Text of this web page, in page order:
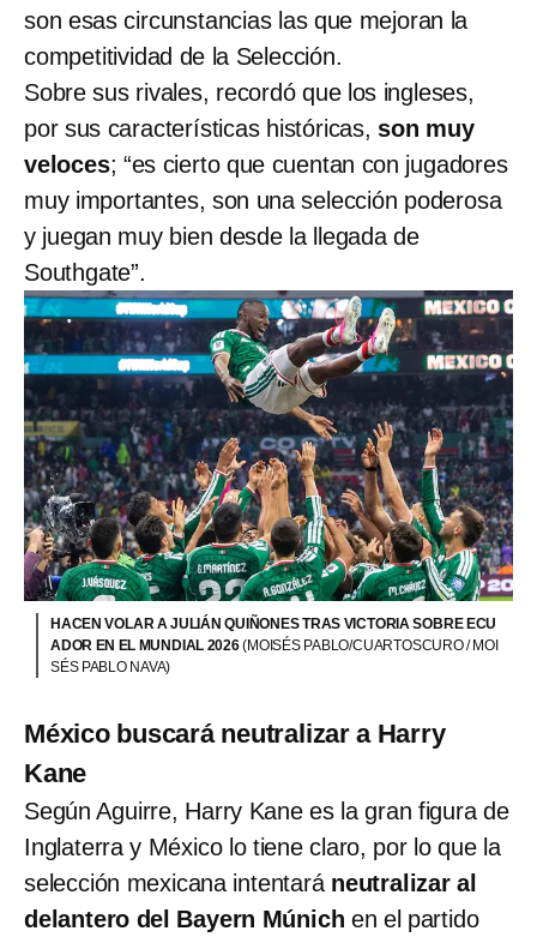
son esas circunstancias las que mejoran la
competitividad de la Selección.
Sobre sus rivales, recordó que los ingleses,
por sus características históricas, son muy
veloces; “es cierto que cuentan con jugadores
muy importantes, son una selección poderosa
y juegan muy bien desde la llegada de
Southgate”.
HACEN VOLAR A JULIÁN QUIÑONES TRAS VICTORIA SOBRE ECU
ADOR EN EL MUNDIAL 2026(MOISÉS PABLO/CUARTOSCURO / MOI
SÉS PABLO NAVA)
México buscará neutralizar a Harry
Kane
Según Aguirre, Harry Kane es la gran figura de
Inglaterra y México lo tiene claro, por lo que la
selección mexicana intentará neutralizar al
delantero del Bayern Múnich en el partido